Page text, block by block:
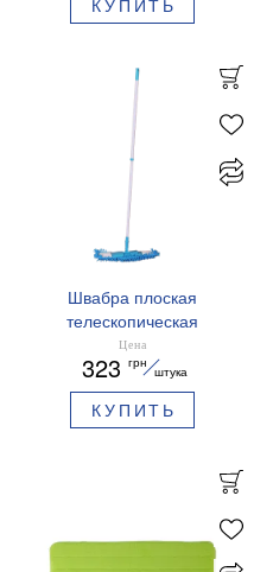
КУПИТЬ
Швабра плоская
телескопическая
Buroclean 10300107
Цена
323 грн
штука
КУПИТЬ